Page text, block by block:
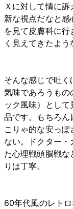
Ｘに対して情に
新な視点だなと
を見て皮膚科に
く見えてきたよ
そんな感じで吐
気味であろうもの
ック風味）とし
品です。もちろん
こりゃ的な安っ
ない。ドクター
た心理戦頭脳戦
りは丁寧。
60年代風のレト